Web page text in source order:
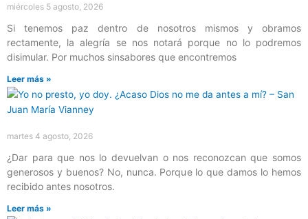
miércoles 5 agosto, 2026
Si tenemos paz dentro de nosotros mismos y obramos
rectamente, la alegría se nos notará porque no lo podremos
disimular. Por muchos sinsabores que encontremos
Leer más »
martes 4 agosto, 2026
¿Dar para que nos lo devuelvan o nos reconozcan que somos
generosos y buenos? No, nunca. Porque lo que damos lo hemos
recibido antes nosotros.
Leer más »